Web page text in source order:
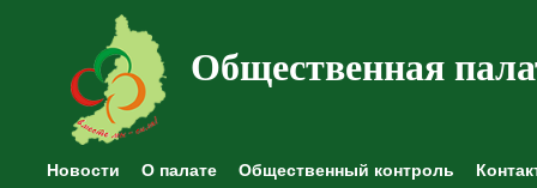
Общественная
Новости О палате Общественный контроль